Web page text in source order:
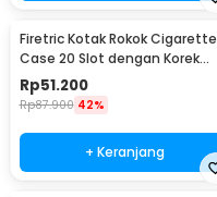
Firetric Kotak Rokok Cigarette
Case 20 Slot dengan Korek
Elektrik - JD-YH073
Rp51.200
Rp87.900 42%
+ Keranjang